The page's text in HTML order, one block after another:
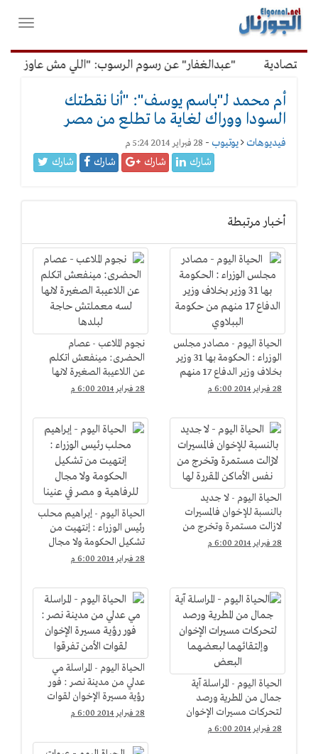
القائمة
الرئيسية
فتح
"عبدالغفار" عن رسوم الرسوب: "اللي مش عاوز
أم محمد لـ"باسم يوسف": "أنا نقطتك
السودا ووراك لغاية ما تطلع من مصر
فيديوهات يوتيوب - 28 فبراير 2014 5:24 م
شارك شارك شارك شارك
أخبار مرتبطة
الحياة اليوم - مصادر مجلس
الوزراء : الحكومة بها 31 وزير
بخلاف وزير الدفاع 17 منهم
من حكومة الببلاوي
28 فبراير 2014 6:00 م
نجوم الملاعب - عصام
الحضرى: مينفعش اتكلم
عن اللاعيبة الصغيرة لانها
لسه معملتش حاجة لبلدها
28 فبراير 2014 6:00 م
الحياة اليوم - لا جديد
بالنسبة للإخوان فالمسيرات
لازالت مستمرة وتخرج من
نفس الأماكن المقررة لها
28 فبراير 2014 6:00 م
الحياة اليوم - إبراهيم محلب
رئيس الوزراء : إنتهيت من
تشكيل الحكومة ولا مجال
للرفاهية و مصر في عنينا
28 فبراير 2014 6:00 م
الحياة اليوم - المراسلة آية
جمال من المطرية ورصد
لتحركات مسيرات الإخوان
وإلتقائهما لبعضهما البعض
28 فبراير 2014 6:00 م
الحياة اليوم - المراسلة مي
عدلي من مدينة نصر : فور
رؤية مسيرة الإخوان لقوات
الأمن تفرقوا
28 فبراير 2014 6:00 م